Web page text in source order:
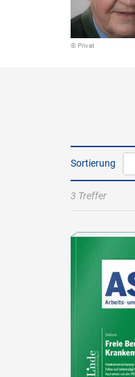
© Privat
Sortierung
3 Treffer